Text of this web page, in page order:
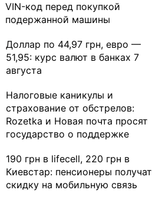
VIN-код перед покупкой
подержанной машины
Доллар по 44,97 грн, евро —
51,95: курс валют в банках 7
августа
Налоговые каникулы и
страхование от обстрелов:
Rozetka и Новая почта просят
государство о поддержке
190 грн в lifecell, 220 грн в
Киевстар: пенсионеры получат
скидку на мобильную связь